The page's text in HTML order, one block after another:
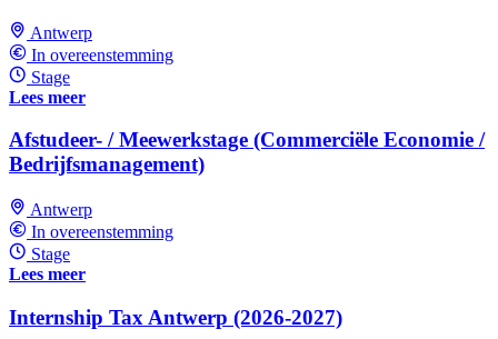
Antwerp
In overeenstemming
Stage
Lees meer
Afstudeer- / Meewerkstage (Commerciële Economie /
Bedrijfsmanagement)
Antwerp
In overeenstemming
Stage
Lees meer
Internship Tax Antwerp (2026-2027)